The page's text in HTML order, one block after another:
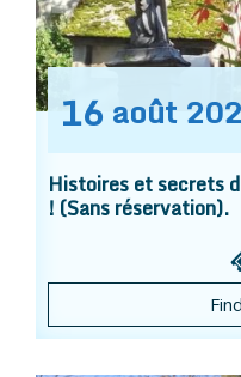
16 août
Histoires et secrets
! (Sans réservation).